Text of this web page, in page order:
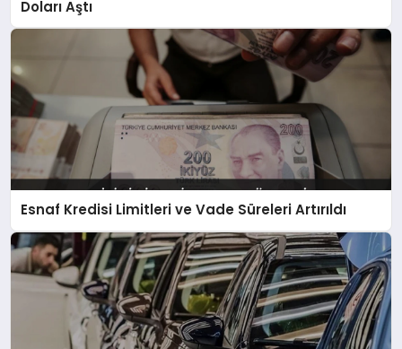
Doları Aştı
Esnaf Kredisi Limitleri ve Vade Süreleri Artırıldı